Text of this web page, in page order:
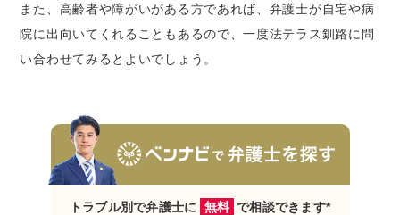
また、高齢者や障がいがある方であれば、弁護士が自宅や病
院に出向いてくれることもあるので、一度法テラス釧路に問
い合わせてみるとよいでしょう。
トラブル別で弁護士に 無料 で相談できます*